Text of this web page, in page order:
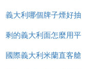
較多，且有固定的毛
種，因此日常的護理
級甲
義大利哪個牌子煙好抽
剩的義大利面怎麼用平
底鍋加熱
國際義大利米蘭直客艙